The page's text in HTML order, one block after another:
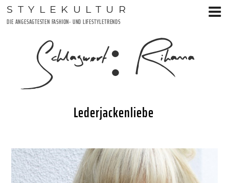
Zum
Inhalt
STYLEKULTUR
DIE ANGESAGTESTEN FASHION- UND LIFESTYLETRENDS
Schlagwort: Rihanna
VERÖFFENTLICHT
22. MAI 2017
Lederjackenliebe